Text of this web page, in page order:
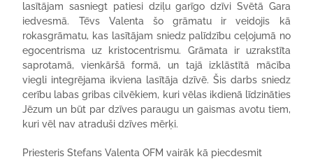
lasītājam sasniegt patiesi dziļu garīgo dzīvi Svētā Gara
iedvesmā. Tēvs Valenta šo grāmatu ir veidojis kā
rokasgrāmatu, kas lasītājam sniedz palīdzību ceļojumā no
egocentrisma uz kristocentrismu. Grāmata ir uzrakstīta
saprotamā, vienkāršā formā, un tajā izklāstītā mācība
viegli integrējama ikviena lasītāja dzīvē. Šis darbs sniedz
cerību labas gribas cilvēkiem, kuri vēlas ikdienā līdzināties
Jēzum un būt par dzīves paraugu un gaismas avotu tiem,
kuri vēl nav atraduši dzīves mērķi.
Priesteris Stefans Valenta OFM vairāk kā piecdesmit